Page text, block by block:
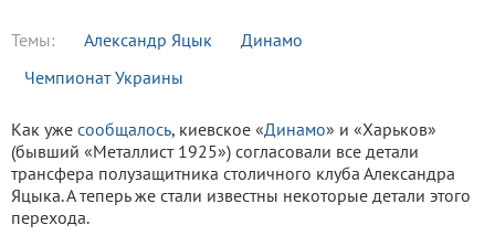
Темы: Александр Яцык
Динамо
Чемпионат Украины
Как уже сообщалось, киевское «Динамо» и «Харьков»
(бывший «Металлист 1925») согласовали все детали
трансфера полузащитника столичного клуба Александра
Яцыка. А теперь же стали известны некоторые детали этого
перехода.